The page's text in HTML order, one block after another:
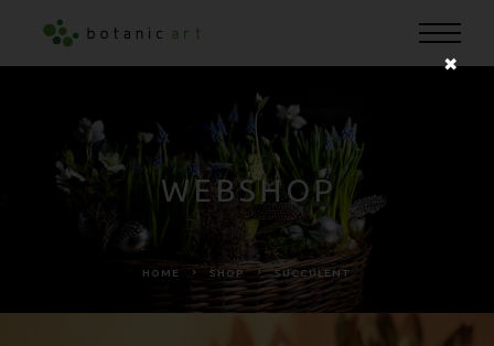
WEBSHOP
HOME SHOP SUCCULENT
✖